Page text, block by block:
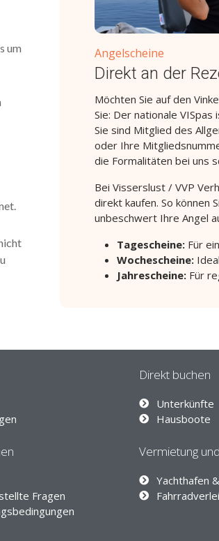
um
Angelscheine
Direkt an der
Möchten Sie auf den
Sie: Der nationale
Sie sind Mitglied des
oder Ihre
die Formalitäten bei uns
Bei Visserslust / VVP
direkt kaufen. So können
unbeschwert Ihre Angel
Tagescheine: Für
Wochescheine:
Jahrescheine: Für
Fragen
Direkt buchen
Unterkünfte
Hausboote
Vermietung
Yachthafen